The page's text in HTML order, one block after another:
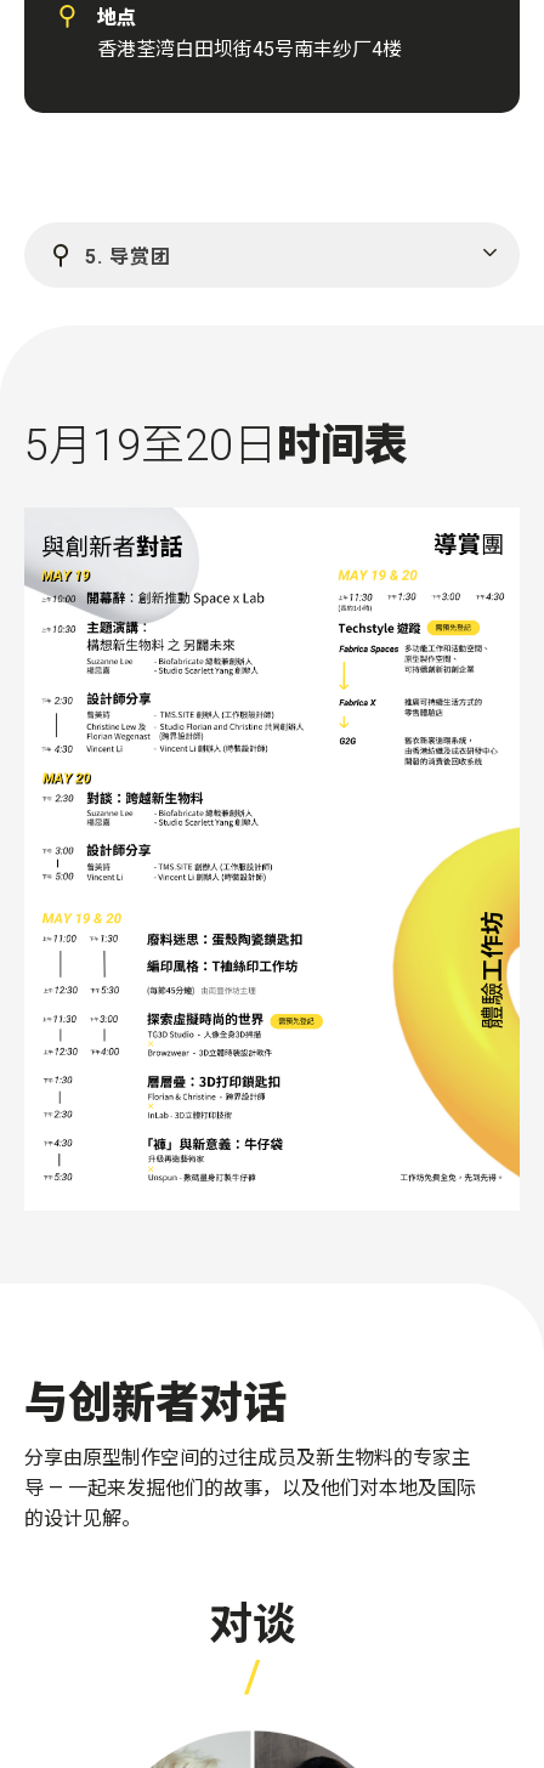
地点
香港荃湾白田坝街45号南丰纱厂4楼
5. 导赏团
5月19至20日 时间表
与创新者对话
分享由原型制作空间的过往成员及新生物料的专家主
导 — 一起来发掘他们的故事，以及他们对本地及国际
的设计见解。
对谈
/